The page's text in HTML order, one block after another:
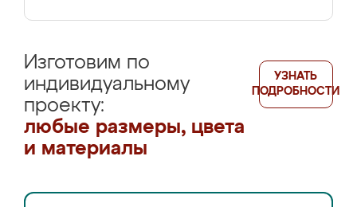
Изготовим по
индивидуальному
проекту:
любые размеры, цвета
и материалы
УЗНАТЬ
ПОДРОБНОСТИ